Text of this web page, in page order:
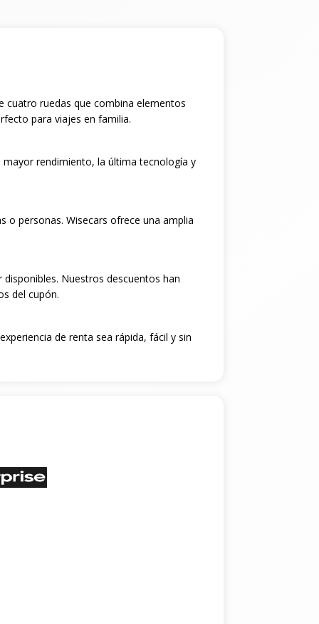
cuatro ruedas que combina elementos
para viajes en familia.
rendimiento, la última tecnología y
o personas. Wisecars ofrece una amplia
Nuestros descuentos han
del cupón.
de renta sea rápida, fácil y sin